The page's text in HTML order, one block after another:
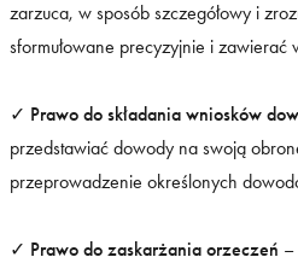
zarzuca, w sposób szczegółowy i
sformułowane precyzyjnie i zawierać
✓ Prawo do składania wniosków
przedstawiać dowody na swoją
przeprowadzenie określonych
✓ Prawo do zaskarżania orzeczeń –